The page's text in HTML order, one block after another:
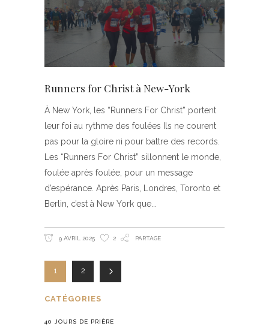
Runners for Christ à New-York
À New York, les “Runners For Christ” portent
leur foi au rythme des foulées Ils ne courent
pas pour la gloire ni pour battre des records.
Les “Runners For Christ” sillonnent le monde,
foulée après foulée, pour un message
d’espérance. Après Paris, Londres, Toronto et
Berlin, c’est à New York que
9 AVRIL 2025 2 PARTAGE
1 2
CATÉGORIES
40 JOURS DE PRIÈRE